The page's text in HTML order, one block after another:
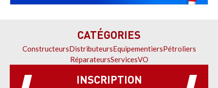
CATÉGORIES
ConstructeursDistributeursEquipementiersPétroliers
RéparateursServicesVO
INSCRIPTION